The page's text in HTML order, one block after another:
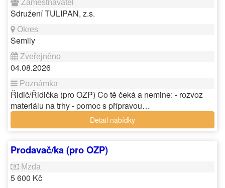
Sdružení TULIPAN, z.s.
Semily
04.08.2026
Řidič/Řidička (pro OZP) Co tě čeká a nemine: - rozvoz
materiálu na trhy - pomoc s přípravou…
Detail nabídky
Prodavač/ka (pro OZP)
5 600 Kč